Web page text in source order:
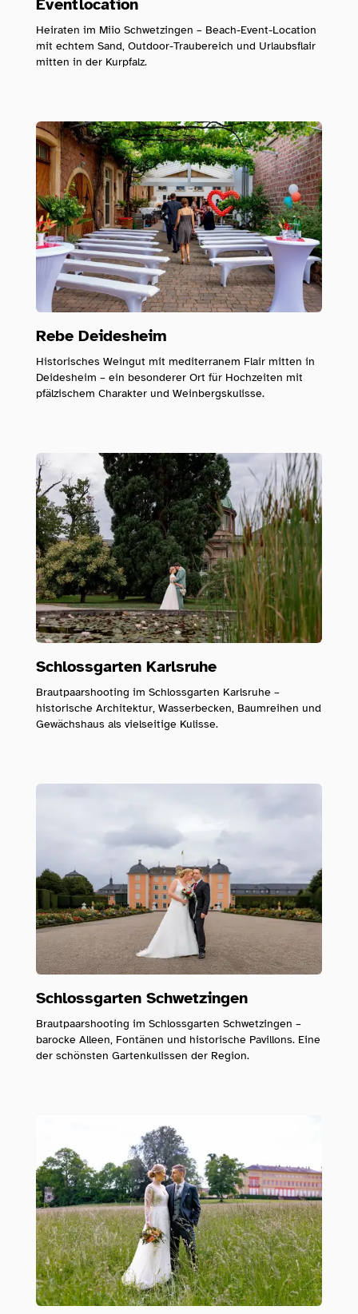
Eventlocation
Heiraten im Miio Schwetzingen – Beach-Event-Location
mit echtem Sand, Outdoor-Traubereich und Urlaubsflair
mitten in der Kurpfalz.
Rebe Deidesheim
Historisches Weingut mit mediterranem Flair mitten in
Deidesheim – ein besonderer Ort für Hochzeiten mit
pfälzischem Charakter und Weinbergskulisse.
Schlossgarten Karlsruhe
Brautpaarshooting im Schlossgarten Karlsruhe –
historische Architektur, Wasserbecken, Baumreihen und
Gewächshaus als vielseitige Kulisse.
Schlossgarten Schwetzingen
Brautpaarshooting im Schlossgarten Schwetzingen –
barocke Alleen, Fontänen und historische Pavillons. Eine
der schönsten Gartenkulissen der Region.